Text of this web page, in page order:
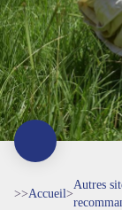
>>Accueil>
Autres